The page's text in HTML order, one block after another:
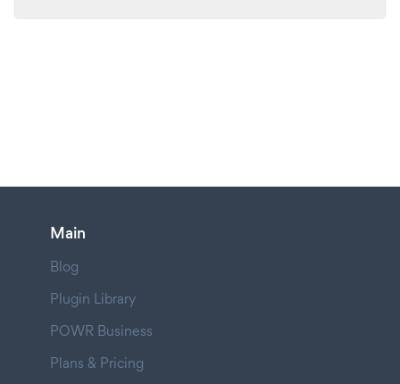
Main
Blog
Plugin Library
POWR Business
Plans & Pricing